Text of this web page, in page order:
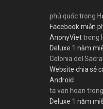
phú quốctrong
Facebook miễn
AnonyViettrong
Deluxe 1 năm
Colonia del
Website chia sẻ
Android
ta van hoan trong
Deluxe 1 năm